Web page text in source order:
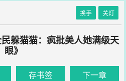
换手 关灯
躲猫猫：疯批美人她满级天
眼》
存书签 下一章